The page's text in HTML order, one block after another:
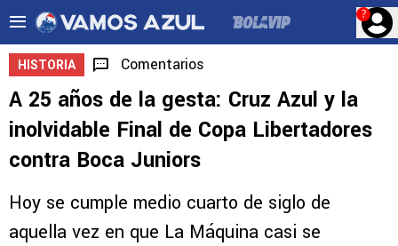
?
HISTORIA Comentarios
A 25 años de la gesta: Cruz Azul y la
inolvidable Final de Copa Libertadores
contra Boca Juniors
Hoy se cumple medio cuarto de siglo de
aquella vez en que La Máquina casi se